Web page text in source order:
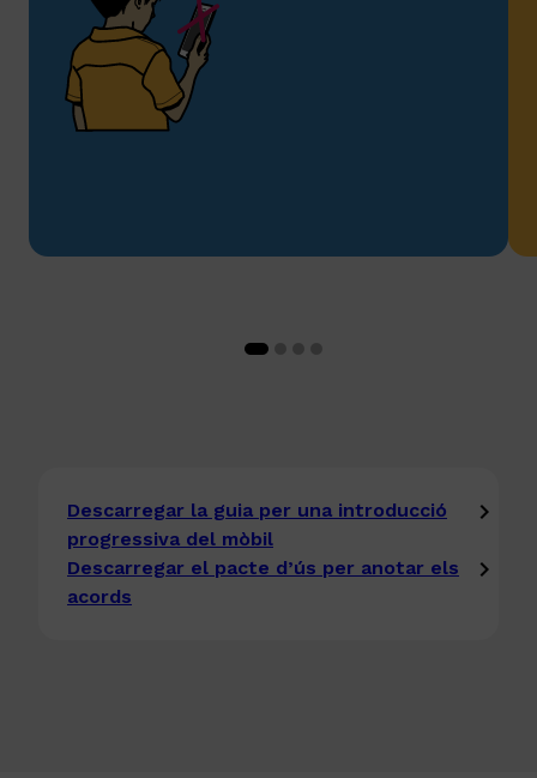
Descarregar la guia per una introducció
progressiva del mòbil
Descarregar el pacte d’ús per anotar els
acords